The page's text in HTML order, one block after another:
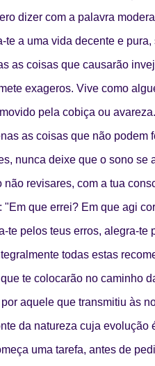
dizer com a palavra
te a uma vida decente e pura,
as coisas que causarão
exageros. Vive como
pela cobiça ou
as coisas que não podem
nunca deixe que o sono se
não revisares, com a tua
"Em que errei? Em que agi
te pelos teus erros, alegra-te
todas estas
te colocarão no caminho
aquele que transmitiu às
da natureza cuja evolução
uma tarefa, antes de